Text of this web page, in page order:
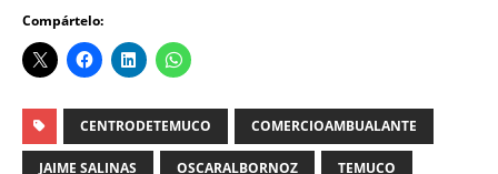
Compártelo:
CENTRODETEMUCO COMERCIOAMBUALANTE
JAIME SALINAS OSCARALBORNOZ TEMUCO